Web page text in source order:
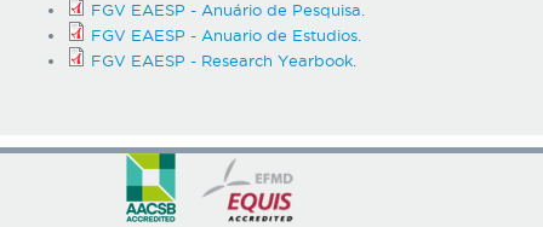
FGV EAESP - Anuário de Pesquisa.
FGV EAESP - Anuario de Estudios.
FGV EAESP - Research Yearbook.